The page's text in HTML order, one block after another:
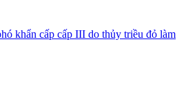
khẩn cấp cấp III do thủy triều đỏ làm